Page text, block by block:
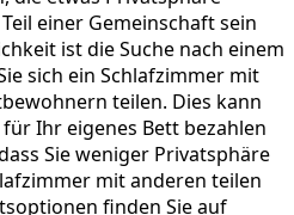
einer Gemeinschaft sein
ist die Suche nach einem
sich ein Schlafzimmer mit
teilen. Dies kann
Ihr eigenes Bett bezahlen
Sie weniger Privatsphäre
mit anderen teilen
finden Sie auf